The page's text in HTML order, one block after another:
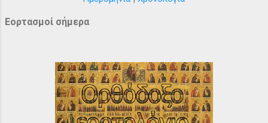
Εορτασμοί σήμερα